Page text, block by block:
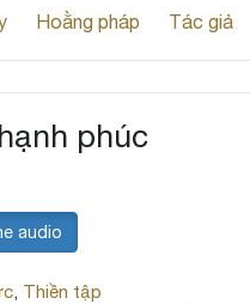
Hoằng pháp Tác giả
phúc
audio
, Thiền tập